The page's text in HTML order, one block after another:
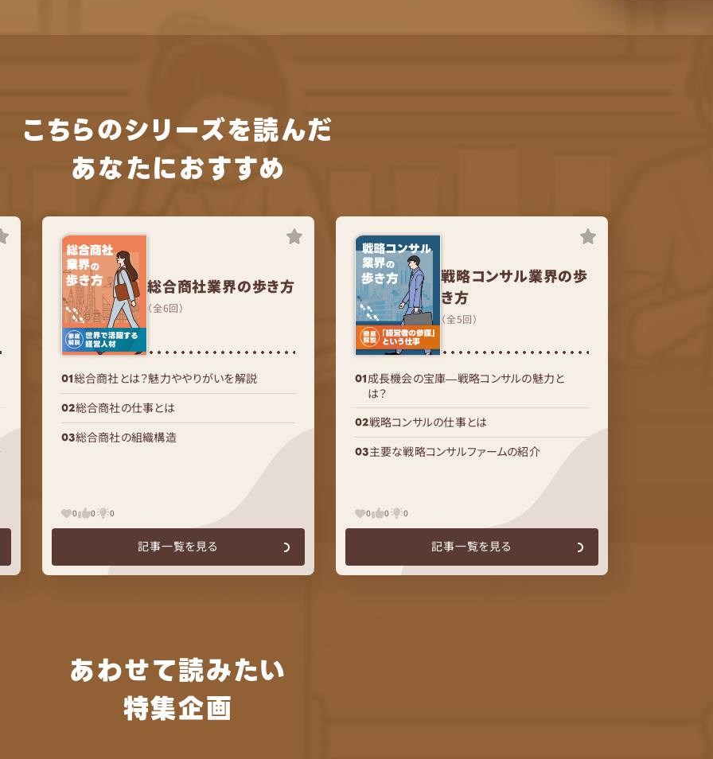
こちらのシリーズを読んだ
あなたにおすすめ
総合商社業界の歩き方
（全6回）
総合商社とは？魅力ややりがいを解説
総合商社の仕事とは
総合商社の組織構造
0 0 0
記事一覧を見る
戦略コンサル業界の歩
き方
（全5回）
成長機会の宝庫―戦略コンサルの魅力と
は？
戦略コンサルの仕事とは
主要な戦略コンサルファームの紹介
0 0 0
記事一覧を見る
あわせて読みたい
特集企画